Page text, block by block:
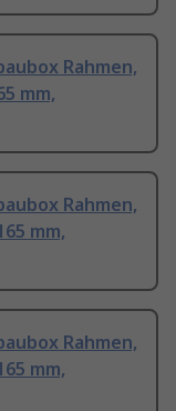
Rahmen,
mm,
Rahmen,
mm,
Rahmen,
mm,